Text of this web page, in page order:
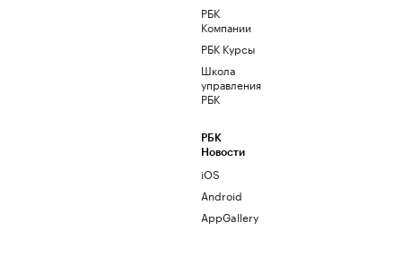
РБК
Компании
РБК Курсы
Школа
управления
РБК
РБК
Новости
iOS
Android
AppGallery